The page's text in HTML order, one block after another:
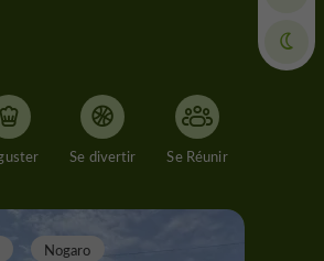
Se divertir Se Réunir
Nogaro